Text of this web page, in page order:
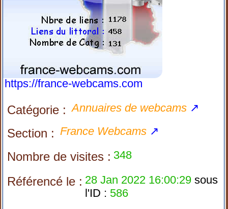
https://france-webcams.com
Catégorie : Annuaires de webcams ↗
Section : France Webcams ↗
Nombre de visites : 348
Référencé le : 28 Jan 2022 16:00:29 sous
l'ID : 586